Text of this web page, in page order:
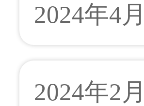
2024年4
2024年2